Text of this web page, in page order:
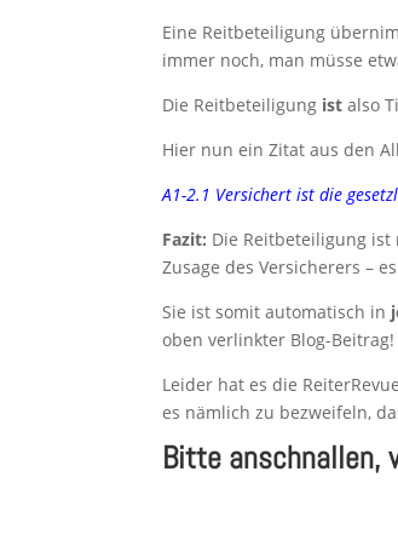
Eine Reitbeteiligung
immer noch, man müsse
Die Reitbeteiligung ist also
Hier nun ein Zitat aus den
A1-2.1 Versichert ist die
Fazit: Die Reitbeteiligung
Zusage des Versicherers –
Sie ist somit automatisch in
oben verlinkter Blog-Beitrag!
Leider hat es die
es nämlich zu bezweifeln,
Bitte anschnallen,